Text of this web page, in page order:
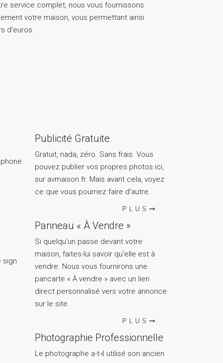
service complet, nous vous fournissons
votre maison, vous permettant ainsi
d'euros.
Publicité Gratuite
Gratuit, nada, zéro. Sans frais. Vous
pouvez publier vos propres photos ici,
sur avmaison.fr. Mais avant cela, voyez
ce que vous pourriez faire d'autre.
PLUS
Panneau « À Vendre »
Si quelqu'un passe devant votre
maison, faites-lui savoir qu'elle est à
vendre. Nous vous fournirons une
pancarte « À vendre » avec un lien
direct personnalisé vers votre annonce
sur le site.
PLUS
Photographie Professionnelle
Le photographe a-t-il utilisé son ancien